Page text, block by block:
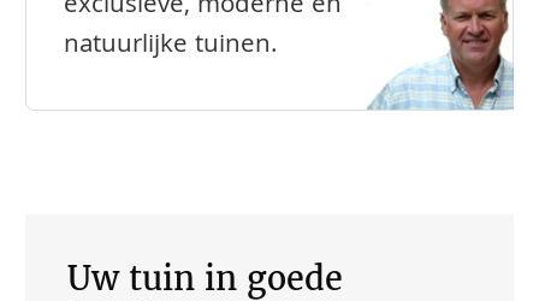
natuurlijke tuinen.
Uw tuin in goede